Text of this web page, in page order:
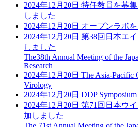
2024年12月20日 特任教員を募
しました
2024年12月20日 オープンラボ
2024年12月20日 第38回日本エ
しました
The38th Annual Meeting of the
Research
2024年12月20日 The Asia-Pacific
Virology
2024年12月20日 DDP Symposium
2024年12月20日 第71回日本ウ
加しました
The 71st Annual Meeting of the